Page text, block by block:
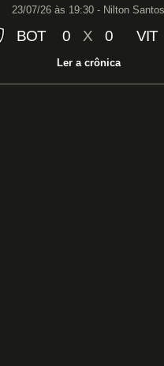
23/07/26 às 19:30 - Nilton Santos
BOT 0 X 0 VIT
Ler a crônica